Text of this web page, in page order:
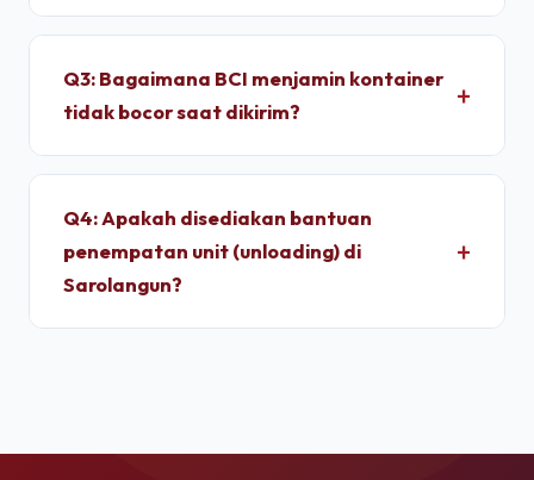
Ya, kami melayani penyewaan bulanan dengan
progresif yang lebih ekonomis jika Anda
hingga jangka panjang.
Q3: Bagaimana BCI menjamin kontainer
tidak bocor saat dikirim?
Setiap unit di depo kami wajib melalui pengujian
air bertekanan tinggi untuk memastikan dinding
panel baja corten dan karet pelindung pintu 100%
kedap air sebelum pemuatan.
Q4: Apakah disediakan bantuan
penempatan unit (unloading) di
Sarolangun?